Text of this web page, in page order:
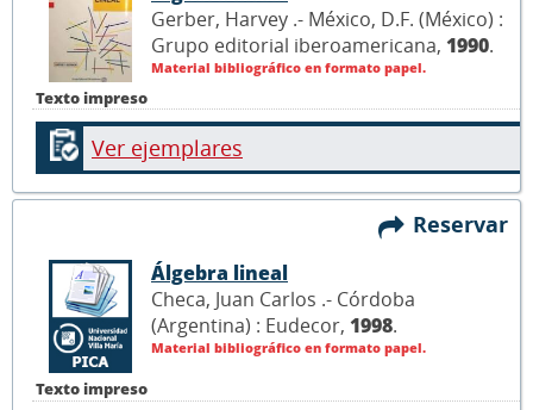
Texto impreso
Gerber, Harvey .- México, D.F. (México) :
Grupo editorial iberoamericana, 1990.
Material bibliográfico en formato papel.
Ver ejemplares
Reservar
Texto impreso
Álgebra lineal
Checa, Juan Carlos .- Córdoba
(Argentina) : Eudecor, 1998.
Material bibliográfico en formato papel.